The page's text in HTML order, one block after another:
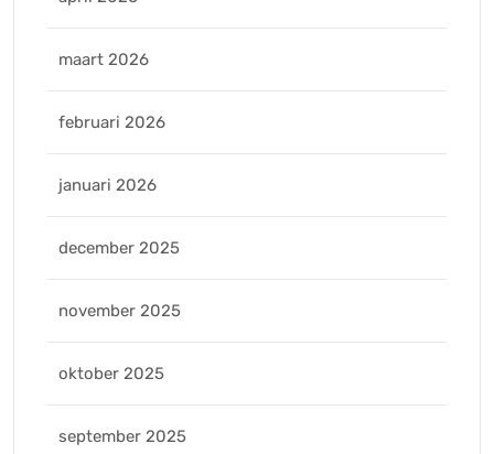
maart 2026
februari 2026
januari 2026
december 2025
november 2025
oktober 2025
september 2025